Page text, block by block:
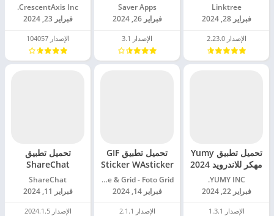
للاندرويد 2024
Linktree‏
فبراير 28, 2024
الإصدار 2.23.0
مهكر للاندرويد 2024
Saver Apps‏
فبراير 26, 2024
الإصدار 3.1
للاندرويد 2024
CrescentAxis Inc.‏
فبراير 23, 2024
الإصدار 104057
تحميل تطبيق Yumy
مهكر للاندرويد 2024
YUMY INC.‏
فبراير 22, 2024
الإصدار 1.3.1
تحميل تطبيق GIF
Sticker WAsticker
مهكر للاندرويد 2024
Photo Collage & Grid - Foto Grid‏
فبراير 14, 2024
الإصدار 2.1.1
تحميل تطبيق
ShareChat
Trends Videos
مهكر للاندرويد 2024
ShareChat‏
فبراير 11, 2024
الإصدار 2024.1.5